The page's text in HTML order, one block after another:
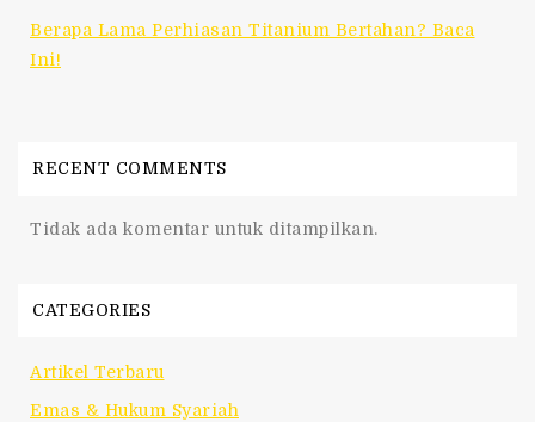
Berapa Lama Perhiasan Titanium Bertahan? Baca
Ini!
RECENT COMMENTS
Tidak ada komentar untuk ditampilkan.
CATEGORIES
Artikel Terbaru
Emas & Hukum Syariah